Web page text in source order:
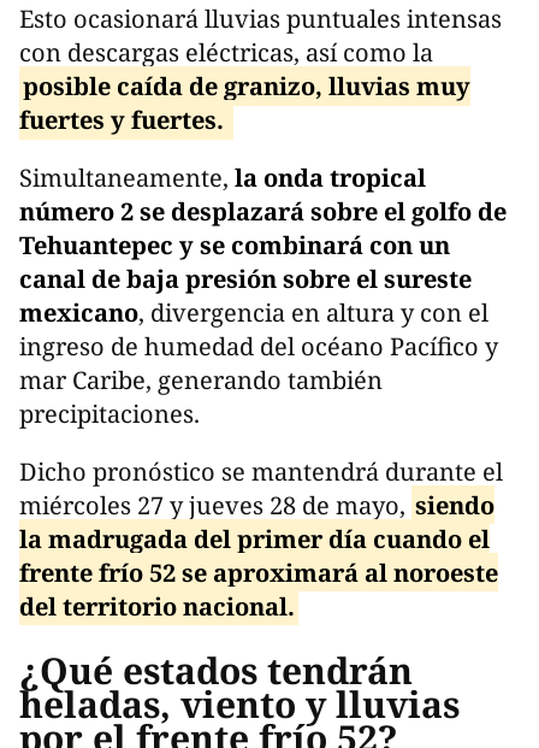
Esto ocasionará lluvias puntuales intensas
con descargas eléctricas, así como la
posible caída de granizo, lluvias muy
fuertes y fuertes.
Simultaneamente, la onda tropical
número 2 se desplazará sobre el golfo de
Tehuantepec y se combinará con un
canal de baja presión sobre el sureste
mexicano, divergencia en altura y con el
ingreso de humedad del océano Pacífico y
mar Caribe, generando también
precipitaciones.
Dicho pronóstico se mantendrá durante el
miércoles 27 y jueves 28 de mayo, siendo
la madrugada del primer día cuando el
frente frío 52 se aproximará al noroeste
del territorio nacional.
¿Qué estados tendrán
heladas, viento y lluvias
por el frente frío 52?